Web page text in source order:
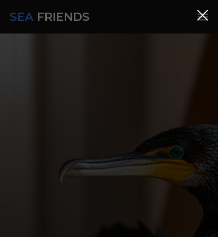
SEA FRIENDS